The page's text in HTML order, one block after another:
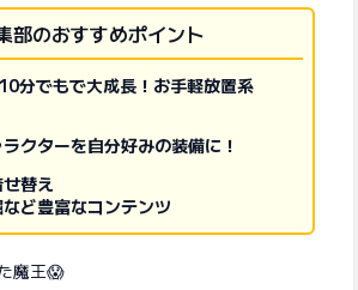
部のおすすめポイント
分でもで大成長！お手軽放置系
クターを自分好みの装備に！
替え
ど豊富なコンテンツ
魔王😱